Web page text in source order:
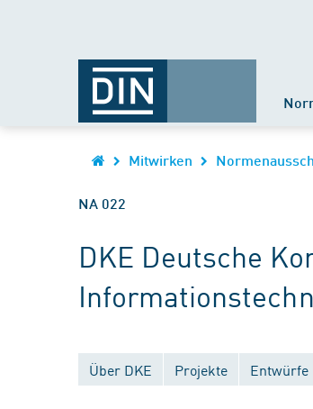
Mitwirken
NA 022
DKE Deutsche
Über DKE Projekte Entwürfe